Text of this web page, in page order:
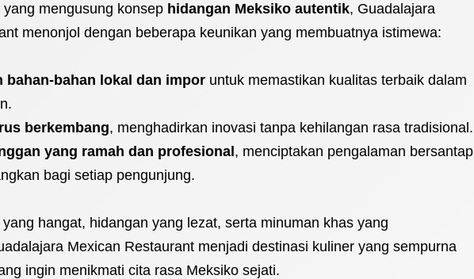
mengusung konsep hidangan Meksiko autentik, Guadalajara
menonjol dengan beberapa keunikan yang membuatnya istimewa:
bahan-bahan lokal dan impor untuk memastikan kualitas terbaik dalam
berkembang, menghadirkan inovasi tanpa kehilangan rasa tradisional.
yang ramah dan profesional , menciptakan pengalaman bersantap
bagi setiap pengunjung.
hangat, hidangan yang lezat, serta minuman khas yang
Mexican Restaurant menjadi destinasi kuliner yang sempurna
ingin menikmati cita rasa Meksiko sejati.